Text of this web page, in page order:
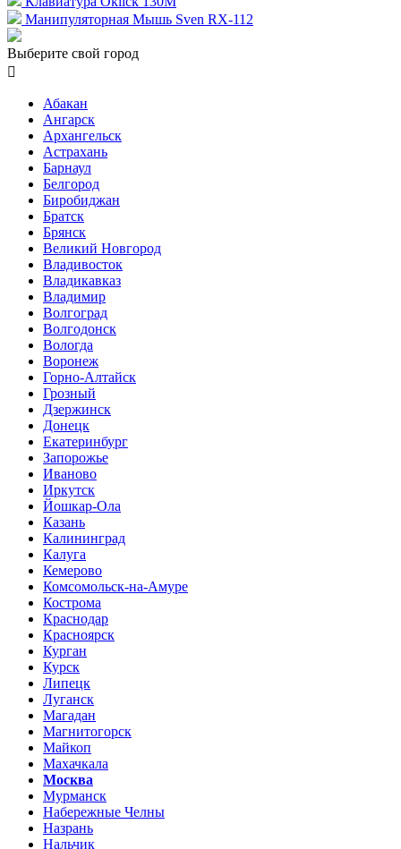
Манипуляторная Мышь Sven RX-112
Выберите свой город

Абакан
Ангарск
Архангельск
Астрахань
Барнаул
Белгород
Биробиджан
Братск
Брянск
Великий Новгород
Владивосток
Владикавказ
Владимир
Волгоград
Волгодонск
Вологда
Воронеж
Горно-Алтайск
Грозный
Дзержинск
Донецк
Екатеринбург
Запорожье
Иваново
Иркутск
Йошкар-Ола
Казань
Калининград
Калуга
Кемерово
Комсомольск-на-Амуре
Кострома
Краснодар
Красноярск
Курган
Курск
Липецк
Луганск
Магадан
Магнитогорск
Майкоп
Махачкала
Москва
Мурманск
Набережные Челны
Назрань
Нальчик